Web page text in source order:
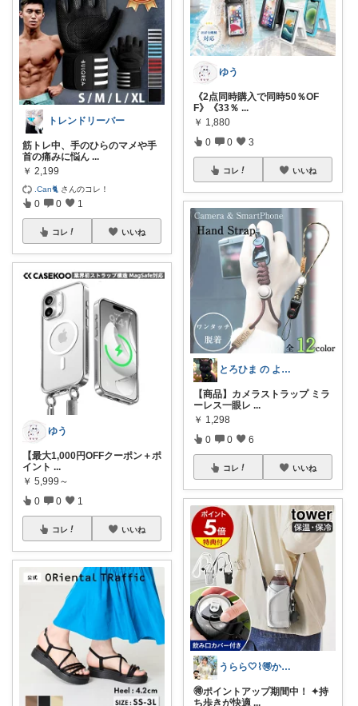
トレンドリーバー
筋トレ中、手のひらのマメや手
首の痛みに悩ん ...
￥ 2,199
.Can🐈 さんのコレ！
0 0 1
コレ いいね
ゆう
【最大1,000円OFFクーポン＋ポ
イント ...
￥ 5,999～
0 0 1
コレ いいね
ゆう
《2点同時購入で同時50％OF
F》《33％ ...
￥ 1,880
0 0 3
コレ いいね
とろひま の よろず屋～お得な商品たち～
【商品】カメラストラップ ミラ
ーレス一眼レ ...
￥ 1,298
0 0 6
コレ いいね
うらら🤍⌇🉐かわいい暮らし
🉐ポイントアップ期間中！ ✦持
ち歩きが快適 ...